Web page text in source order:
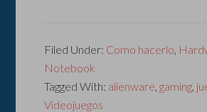
Filed Under: Como hacerlo
Notebook
Tagged With: alienware ,gaming
Videojuegos